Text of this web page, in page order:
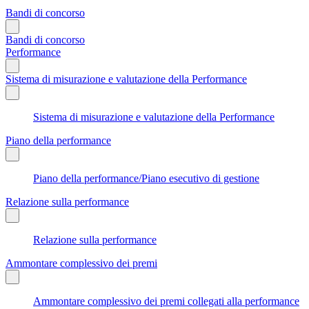
Bandi di concorso
Bandi di concorso
Performance
Sistema di misurazione e valutazione della Performance
Sistema di misurazione e valutazione della Performance
Piano della performance
Piano della performance/Piano esecutivo di gestione
Relazione sulla performance
Relazione sulla performance
Ammontare complessivo dei premi
Ammontare complessivo dei premi collegati alla performance